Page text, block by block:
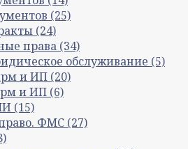
(25)
(24)
права (34)
обслуживание (5)
и ИП (20)
и ИП (6)
(15)
ФМС (27)